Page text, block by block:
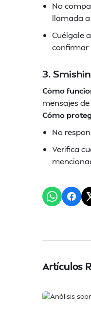
No
llamada
Cuélgale
confirmar
3.
Cómo
mensajes
Cómo
No
Verifica
Artículos